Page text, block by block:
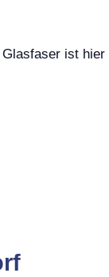
ist hier